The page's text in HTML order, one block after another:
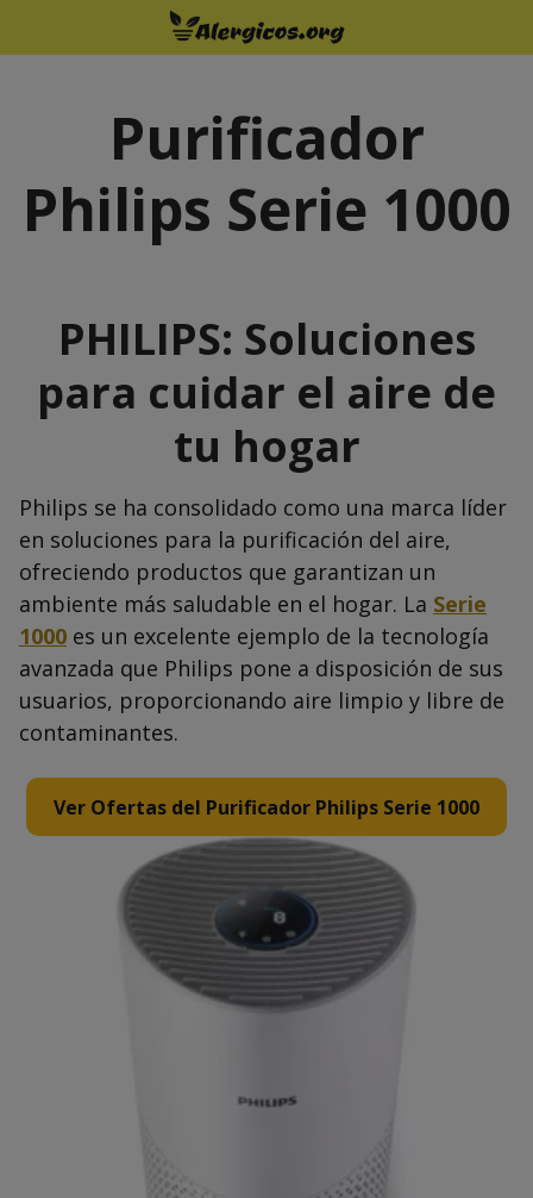
Purificador
Philips Serie 1000
PHILIPS: Soluciones
para cuidar el aire de
tu hogar
Philips se ha consolidado como una marca líder
en soluciones para la purificación del aire,
ofreciendo productos que garantizan un
ambiente más saludable en el hogar. La Serie
1000 es un excelente ejemplo de la tecnología
avanzada que Philips pone a disposición de sus
usuarios, proporcionando aire limpio y libre de
contaminantes.
Ver Ofertas del Purificador Philips Serie 1000